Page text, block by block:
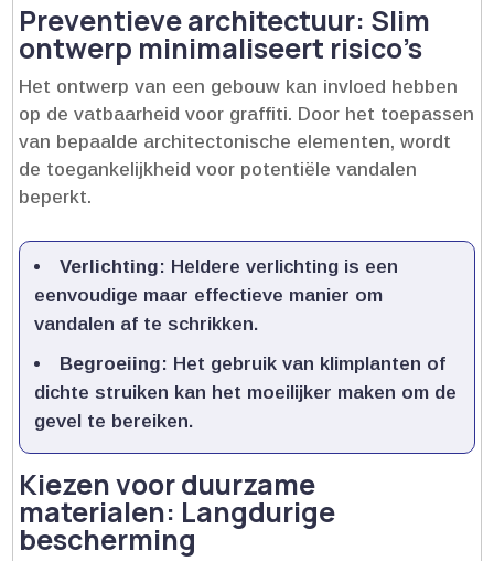
Preventieve architectuur: Slim
ontwerp minimaliseert risico’s
Het ontwerp van een gebouw kan invloed hebben
op de vatbaarheid voor graffiti.​ Door het toepassen
van bepaalde architectonische elementen, wordt
de toegankelijkheid voor potentiële vandalen
beperkt.​
Verlichting: Heldere verlichting is een
eenvoudige maar effectieve manier om
vandalen af te schrikken.​
Begroeiing: Het gebruik van klimplanten of
dichte struiken kan het moeilijker maken om de
gevel te bereiken.​
Kiezen voor duurzame
materialen: Langdurige
bescherming